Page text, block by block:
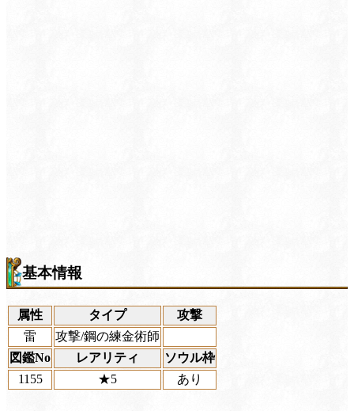
基本情報
属性 タイプ
攻撃
雷
攻撃/鋼の練金術師
図鑑No
レアリティ
ソウル枠
1155
★5 あり